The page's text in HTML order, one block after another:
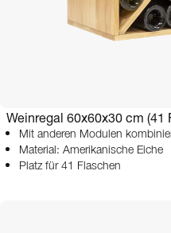
Weinregal 60x60x30 cm (41
Mit anderen Modulen
Material: Amerikanische Eiche
Platz für 41 Flaschen